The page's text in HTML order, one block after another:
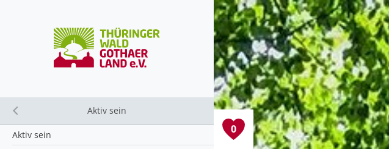
Close submenu Aktiv sein
Aktiv sein
0